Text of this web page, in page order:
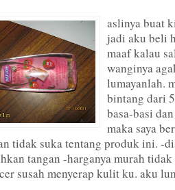
aslinya buat
jadi aku beli
maaf kalau
wanginya
lumayanlah.
bintang dari
basa-basi
maka saya
tidak suka tentang produk ini. -
tangan -harganya murah
susah menyerap kulit ku. aku